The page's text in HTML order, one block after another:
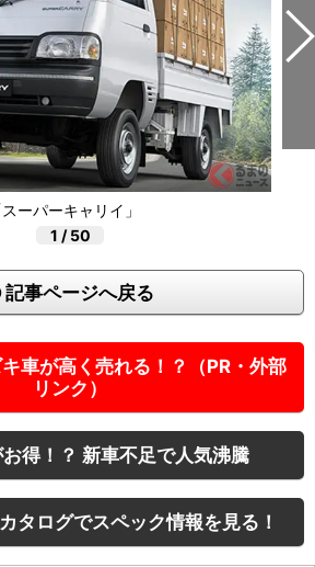
ーパーキャリイ」
1 /50
記事ページへ戻る
キ車が高く売れる！？（PR・外部
リンク）
お得！？ 新車不足で人気沸騰
タログでスペック情報を見る！